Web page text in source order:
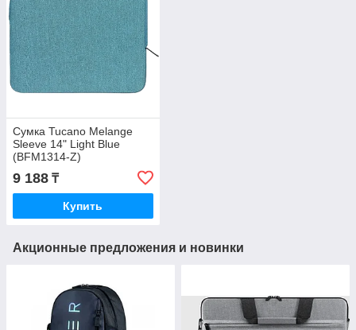
Сумка Tucano Melange
Sleeve 14" Light Blue
(BFM1314-Z)
9 188 ₸
Купить
Акционные предложения и новинки